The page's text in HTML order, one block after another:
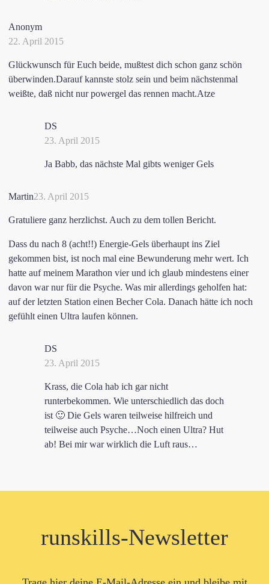
Anonym
22. April 2015
Glückwunsch für Euch beide, mußtest dich schon ganz schön
überwinden.Darauf kannste stolz sein und beim nächstenmal
weißte, daß nicht nur powergel das rennen macht.Atze
DS
23. April 2015
Ja Babb, das nächste Mal gibts weniger Gels
Martin23. April 2015
Gratuliere ganz herzlichst. Auch zu dem tollen Bericht.
Dass du nach 8 (acht!!) Energie-Gels überhaupt ins Ziel
gekommen bist, ist noch mal eine Bewunderung mehr wert. Ich
hatte auf meinem Marathon vier und ich glaub mindestens einer
davon war nur für die Psyche. Was mir allerdings geholfen hat:
auf der letzten Station einen Becher Cola. Danach hätte ich noch
gefühlt einen Ultra laufen können.
DS
23. April 2015
Krass, die Cola hab ich gar nicht
runterbekommen. Wie unterschiedlich das doch
ist 🙂 Die Gels waren teilweise hilfreich und
teilweise auch Psyche…Noch einen Ultra? Hut
ab! Bei mir war wirklich die Luft raus…
runskills-Newsletter